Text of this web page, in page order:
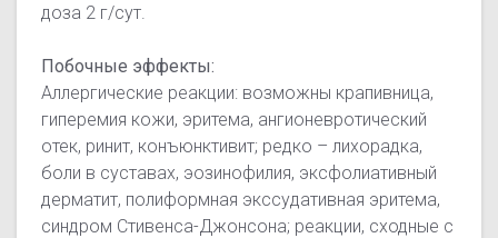
доза 2 г/сут.
Побочные эффекты:
Аллергические реакции: возможны крапивница,
гиперемия кожи, эритема, ангионевротический
отек, ринит, конъюнктивит; редко – лихорадка,
боли в суставах, эозинофилия, эксфолиативный
дерматит, полиформная экссудативная эритема,
синдром Стивенса-Джонсона; реакции, сходные с